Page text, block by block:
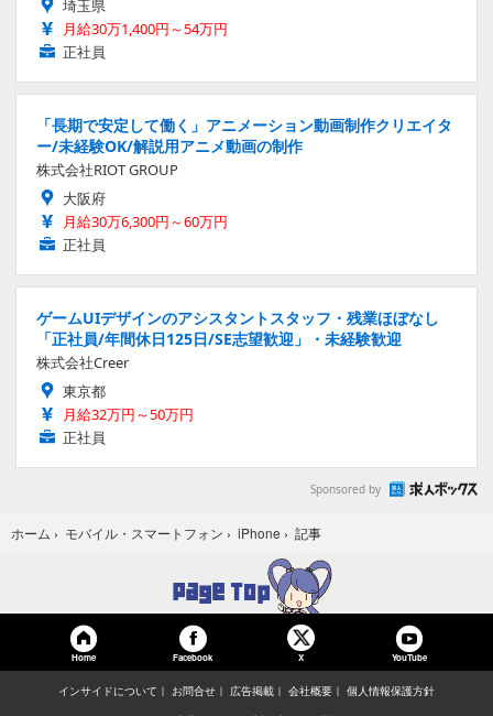
埼玉県
月給30万1,400円～54万円
正社員
「長期で安定して働く」アニメーション動画制作クリエイタ
ー/未経験OK/解説用アニメ動画の制作
株式会社RIOT GROUP
大阪府
月給30万6,300円～60万円
正社員
ゲームUIデザインのアシスタントスタッフ・残業ほぼなし
「正社員/年間休日125日/SE志望歓迎」・未経験歓迎
株式会社Creer
東京都
月給32万円～50万円
正社員
Sponsored by
ホーム › モバイル・スマートフォン › iPhone › 記事
Home Facebook X YouTube
インサイドについて お問合せ 広告掲載 会社概要 個人情報保護方針